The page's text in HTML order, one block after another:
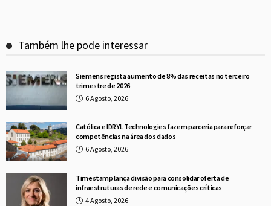
Também lhe pode interessar
Siemens regista aumento de 8% das receitas no terceiro
trimestre de 2026
6 Agosto, 2026
Católica e IDRYL Technologies fazem parceria para reforçar
competências na área dos dados
6 Agosto, 2026
Timestamp lança divisão para consolidar oferta de
infraestruturas de rede e comunicações críticas
4 Agosto, 2026